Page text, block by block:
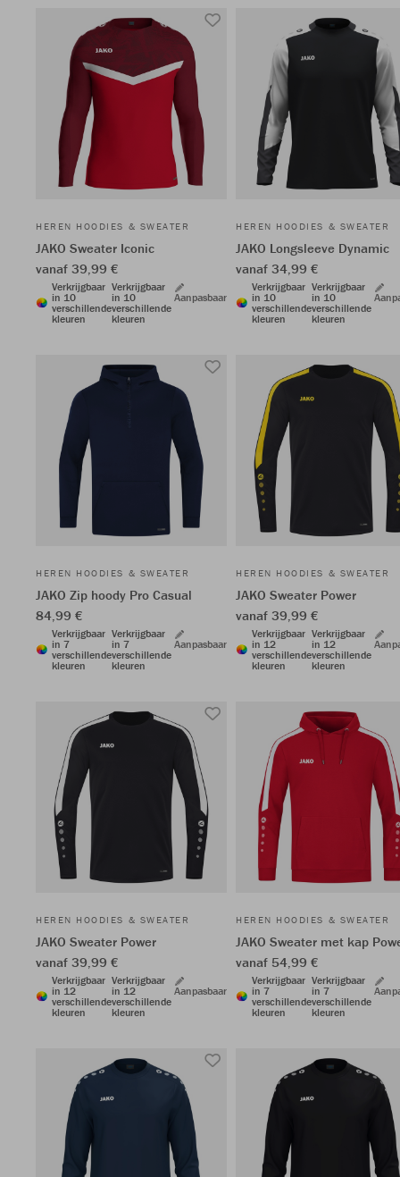
HEREN HOODIES & SWEATER
JAKO Sweater Iconic
vanaf 39,99 €
Verkrijgbaar
in 10
verschillende
kleuren
Verkrijgbaar
in 10
verschillende
kleuren
Aanpasbaar
HEREN HOODIES & SWEATER
JAKO Longsleeve Dynamic
vanaf 34,99 €
Verkrijgbaar
in 10
verschillende
kleuren
Verkrijgbaar
in 10
verschillende
kleuren
HEREN HOODIES & SWEATER
JAKO Zip hoody Pro Casual
84,99 €
Verkrijgbaar
in 7
verschillende
kleuren
Verkrijgbaar
in 7
verschillende
kleuren
Aanpasbaar
HEREN HOODIES & SWEATER
JAKO Sweater Power
vanaf 39,99 €
Verkrijgbaar
in 12
verschillende
kleuren
Verkrijgbaar
in 12
verschillende
kleuren
HEREN HOODIES & SWEATER
JAKO Sweater Power
vanaf 39,99 €
Verkrijgbaar
in 12
verschillende
kleuren
Verkrijgbaar
in 12
verschillende
kleuren
Aanpasbaar
HEREN HOODIES & SWEATER
JAKO Sweater met kap
vanaf 54,99 €
Verkrijgbaar
in 7
verschillende
kleuren
Verkrijgbaar
in 7
verschillende
kleuren